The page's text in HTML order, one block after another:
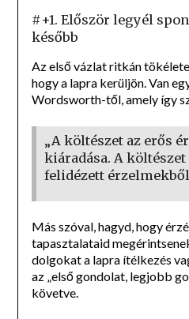
#+1. Először legyél
később
Az első vázlat ritkán
hogy a lapra kerüljön. Van
Wordsworth-től, amely így
„A költészet az erős
kiáradása. A
felidézett érzelmekből
Más szóval, hagyd, hogy
tapasztalataid
dolgokat a lapra ítélkezés
az „első gondolat, legjobb
követve.